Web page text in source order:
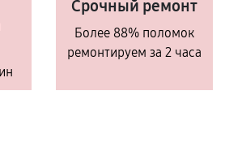
Срочный ремонт
Более 88% поломок
ремонтируем за 2 часа